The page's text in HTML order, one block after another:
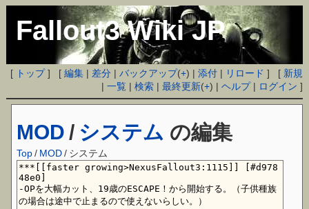
Fallout3 Wiki JP
[ トップ] [編集 | 差分 |バックアップ(+) |添付 | リロード ] [ 新規
|一覧 |検索 |最終更新(+) |ヘルプ| ログイン ]
MOD / システム の編集
Top / MOD/ システム